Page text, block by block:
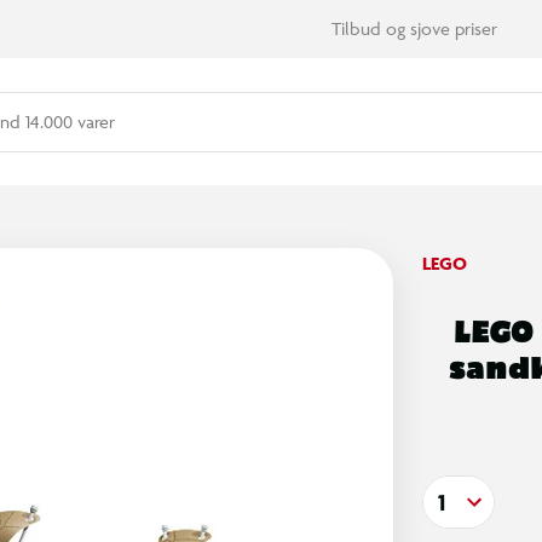
Tilbud og sjove priser
14.000 varer
LEGO
1